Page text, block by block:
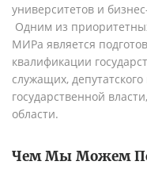
университетов и
Одним из
МИРа является
квалификации
служащих,
государственной
области.
Чем Мы Можем